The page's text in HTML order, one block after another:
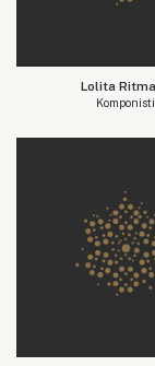
Lolita
Komponisti